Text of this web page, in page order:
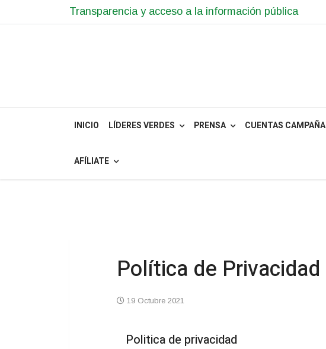
Transparencia y acceso a la información pública
INICIO LÍDERES VERDES PRENSA CUENTAS CAMPAÑA
AFÍLIATE
Política de Privacidad
19 Octubre 2021
Politica de privacidad